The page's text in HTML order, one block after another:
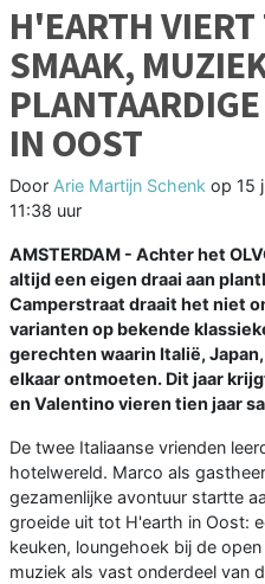
H'EARTH
SMAAK,
IN OOST
Door Arie Martijn Schenk op 15
11:38 uur
AMSTERDAM - Achter het
altijd een eigen draai aan
Camperstraat draait het niet
varianten op bekende
gerechten waarin Italië,
elkaar ontmoeten. Dit jaar
en Valentino vieren tien jaar
De twee Italiaanse vrienden
hotelwereld. Marco als
gezamenlijke avontuur startte
groeide uit tot H'earth in Oost:
keuken, loungehoek bij de
muziek als vast onderdeel van